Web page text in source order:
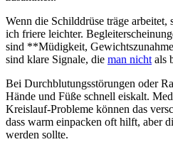
Wenn‌ die‍ Schilddrüse träge⁣
ich‌ friere leichter.
sind **Müdigkeit,‌
sind klare Signale, die man nichtals
Bei Durchblutungsstörungen oder
Hände⁤ und⁤ Füße ⁢schnell ⁢eiskalt.
Kreislauf-Probleme ⁣können das
dass warm einpacken oft ‍hilft, ‍aber
werden⁤ sollte.